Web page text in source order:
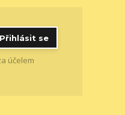
Přihlásit se
účelem